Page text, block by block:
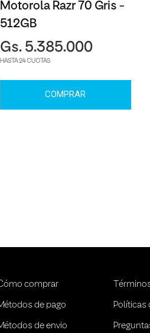
Motorola Razr 70 Gris -
512GB
Gs. 5.385.000
HASTA 24 CUOTAS
COMPRAR
comprar
de pago
de envio
Políticas